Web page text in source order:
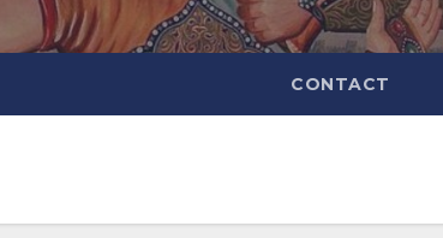
CONTACT